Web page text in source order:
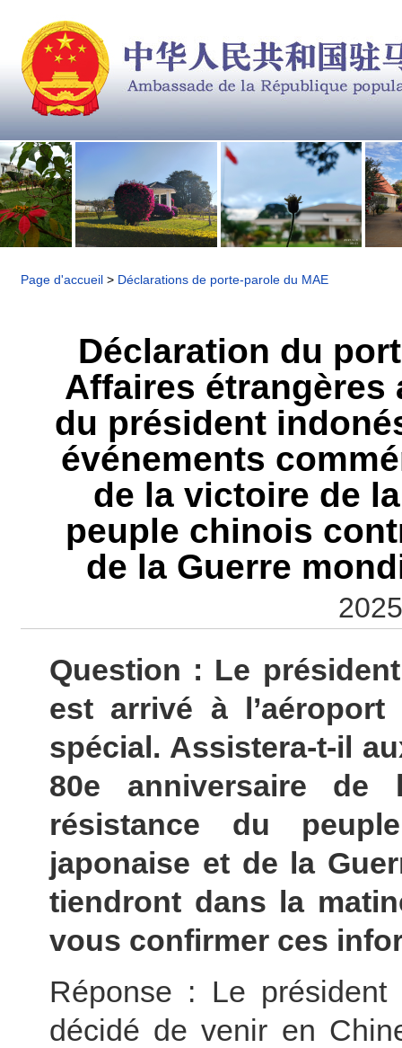
Page d'accueil > Déclarations de porte-parole du MAE
Déclaration du
Affaires
du président
événements
de la victoire de
peuple chinois
de la Guerre
Question : Le
est arrivé à
spécial. Assistera-t-il
80e anniversaire
résistance du
japonaise et de la
tiendront dans la
vous confirmer ces
Réponse : Le
décidé de venir en